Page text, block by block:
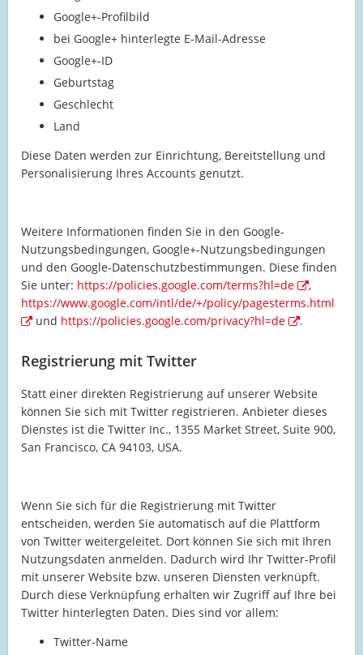
Google+-Profilbild
bei Google+ hinterlegte E-Mail-Adresse
Google+-ID
Geburtstag
Geschlecht
Land
Diese Daten werden zur Einrichtung, Bereitstellung und
Personalisierung Ihres Accounts genutzt.
Weitere Informationen finden Sie in den Google-
Nutzungsbedingungen, Google+-Nutzungsbedingungen
und den Google-Datenschutzbestimmungen. Diese finden
Sie unter: https://policies.google.com/terms?hl=de
,
https://www.google.com/intl/de/+/policy/pagesterms.html
und https://policies.google.com/privacy?hl=de .
Registrierung mit Twitter
Statt einer direkten Registrierung auf unserer Website
können Sie sich mit Twitter registrieren. Anbieter dieses
Dienstes ist die Twitter Inc., 1355 Market Street, Suite 900,
San Francisco, CA 94103, USA.
Wenn Sie sich für die Registrierung mit Twitter
entscheiden, werden Sie automatisch auf die Plattform
von Twitter weitergeleitet. Dort können Sie sich mit Ihren
Nutzungsdaten anmelden. Dadurch wird Ihr Twitter-Profil
mit unserer Website bzw. unseren Diensten verknüpft.
Durch diese Verknüpfung erhalten wir Zugriff auf Ihre bei
Twitter hinterlegten Daten. Dies sind vor allem:
Twitter-Name